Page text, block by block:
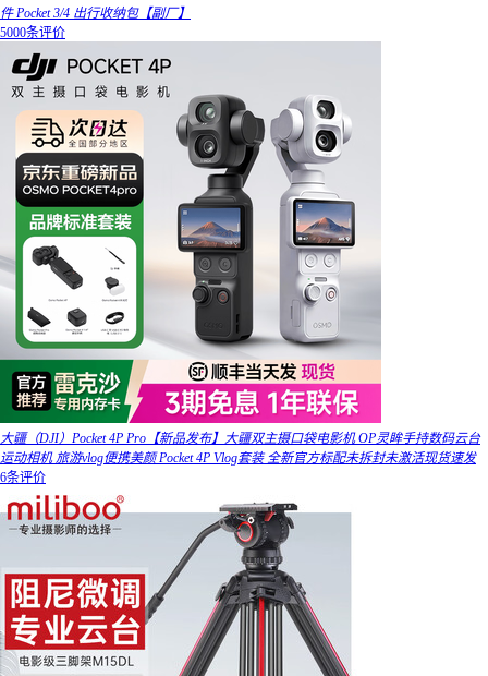
件 Pocket 3/4 出行收纳包【副厂】
5000条评价
大疆（DJI）Pocket 4P Pro【新品发布】大疆双主摄口袋电影机 OP灵眸手持数码云台
运动相机 旅游vlog便携美颜 Pocket 4P Vlog套装 全新官方标配未拆封未激活现货速发
6条评价